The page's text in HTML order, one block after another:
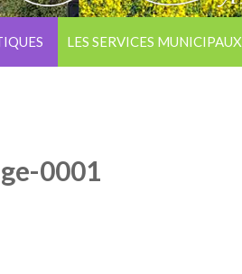
LES SERVICES MUNICIPAUX
0001